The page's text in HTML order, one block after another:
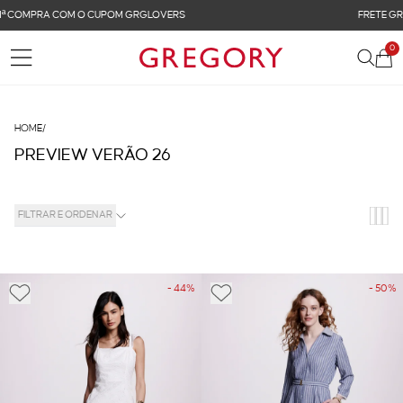
FRETE GRÁTIS NAS COMPRAS ACIMA DE R$ 899
0
HOME/
PREVIEW VERÃO 26
FILTRAR E ORDENAR
- 44% - 50%